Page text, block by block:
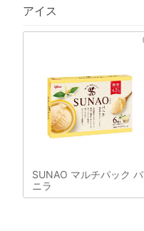
アイス
SUNAO マルチパック バ
ニラ